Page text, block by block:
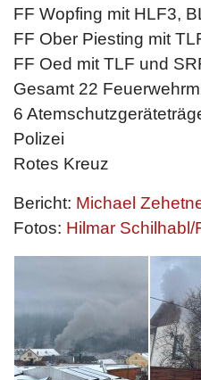
FF Wopfing mit HLF3,
FF Ober Piesting mit
FF Oed mit TLF und
Gesamt 22
6
Polizei
Rotes Kreuz
Bericht: Michael
Fotos: Hilmar Schilhabl/